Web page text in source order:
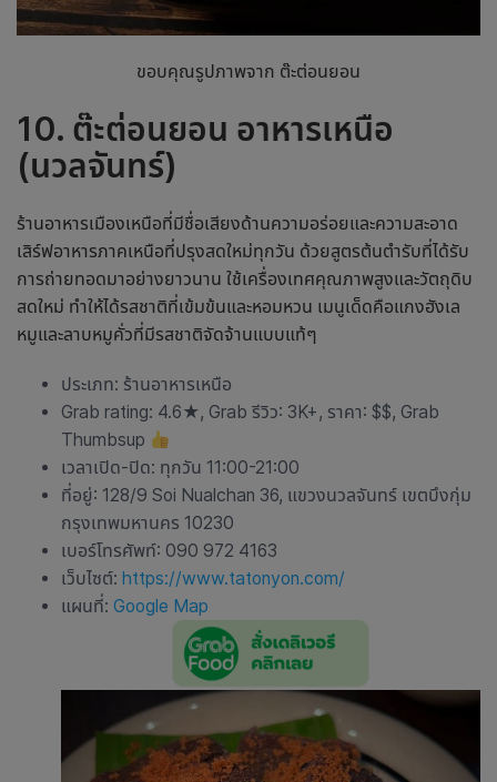
ขอบคุณรูปภาพจาก ต๊ะต่อนยอน
10. ต๊ะต่อนยอน อาหารเหนือ
(นวลจันทร์)
ร้านอาหารเมืองเหนือที่มีชื่อเสียงด้านความอร่อยและความสะอาด
เสิร์ฟอาหารภาคเหนือที่ปรุงสดใหม่ทุกวัน ด้วยสูตรต้นตำรับที่ได้รับ
การถ่ายทอดมาอย่างยาวนาน ใช้เครื่องเทศคุณภาพสูงและวัตถุดิบ
สดใหม่ ทำให้ได้รสชาติที่เข้มข้นและหอมหวน เมนูเด็ดคือแกงฮังเล
หมูและลาบหมูคั่วที่มีรสชาติจัดจ้านแบบแท้ๆ
ประเภท: ร้านอาหารเหนือ
Grab rating: 4.6★, Grab รีวิว: 3K+, ราคา: $$, Grab
Thumbsup
เวลาเปิด-ปิด: ทุกวัน 11:00-21:00
ที่อยู่: 128/9 Soi Nualchan 36, แขวงนวลจันทร์ เขตบึงกุ่ม
กรุงเทพมหานคร 10230
เบอร์โทรศัพท์: 090 972 4163
เว็บไซต์: https://www.tatonyon.com/
แผนที่: Google Map